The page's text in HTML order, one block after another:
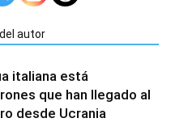
autor
italiana está
que han llegado al
desde Ucrania